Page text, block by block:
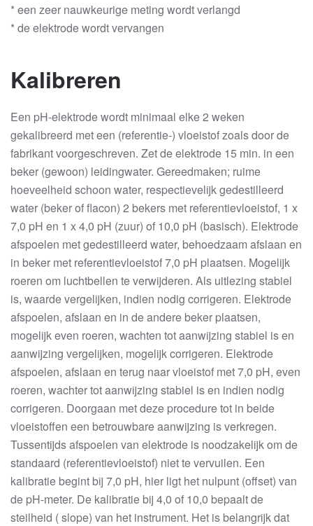
* een zeer nauwkeurige meting wordt verlangd
* de elektrode wordt vervangen
Kalibreren
Een pH-elektrode wordt minimaal elke 2 weken
gekalibreerd met een (referentie-) vloeistof zoals door de
fabrikant voorgeschreven. Zet de elektrode 15 min. in een
beker (gewoon) leidingwater. Gereedmaken; ruime
hoeveelheid schoon water, respectievelijk gedestilleerd
water (beker of flacon) 2 bekers met referentievloeistof, 1 x
7,0 pH en 1 x 4,0 pH (zuur) of 10,0 pH (basisch). Elektrode
afspoelen met gedestilleerd water, behoedzaam afslaan en
in beker met referentievloeistof 7,0 pH plaatsen. Mogelijk
roeren om luchtbellen te verwijderen. Als uitlezing stabiel
is, waarde vergelijken, indien nodig corrigeren. Elektrode
afspoelen, afslaan en in de andere beker plaatsen,
mogelijk even roeren, wachten tot aanwijzing stabiel is en
aanwijzing vergelijken, mogelijk corrigeren. Elektrode
afspoelen, afslaan en terug naar vloeistof met 7,0 pH, even
roeren, wachter tot aanwijzing stabiel is en indien nodig
corrigeren. Doorgaan met deze procedure tot in beide
vloeistoffen een betrouwbare aanwijzing is verkregen.
Tussentijds afspoelen van elektrode is noodzakelijk om de
standaard (referentievloeistof) niet te vervuilen. Een
kalibratie begint bij 7,0 pH, hier ligt het nulpunt (offset) van
de pH-meter. De kalibratie bij 4,0 of 10,0 bepaalt de
steilheid ( slope) van het instrument. Het is belangrijk dat